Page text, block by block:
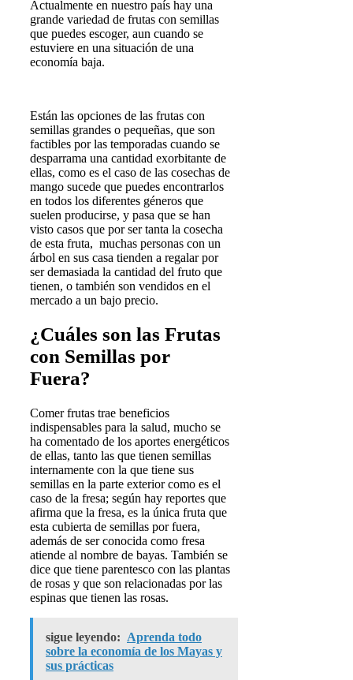
Actualmente en nuestro país hay una
grande variedad de frutas con semillas
que puedes escoger, aun cuando se
estuviere en una situación de una
economía baja.
Están las opciones de las frutas con
semillas grandes o pequeñas, que son
factibles por las temporadas cuando se
desparrama una cantidad exorbitante de
ellas, como es el caso de las cosechas de
mango sucede que puedes encontrarlos
en todos los diferentes géneros que
suelen producirse, y pasa que se han
visto casos que por ser tanta la cosecha
de esta fruta, muchas personas con un
árbol en sus casa tienden a regalar por
ser demasiada la cantidad del fruto que
tienen, o también son vendidos en el
mercado a un bajo precio.
¿Cuáles son las Frutas
con Semillas por
Fuera?
Comer frutas trae beneficios
indispensables para la salud, mucho se
ha comentado de los aportes energéticos
de ellas, tanto las que tienen semillas
internamente con la que tiene sus
semillas en la parte exterior como es el
caso de la fresa; según hay reportes que
afirma que la fresa, es la única fruta que
esta cubierta de semillas por fuera,
además de ser conocida como fresa
atiende al nombre de bayas. También se
dice que tiene parentesco con las plantas
de rosas y que son relacionadas por las
espinas que tienen las rosas.
sigue leyendo: Aprenda todo
sobre la economía de los Mayas y
sus prácticas